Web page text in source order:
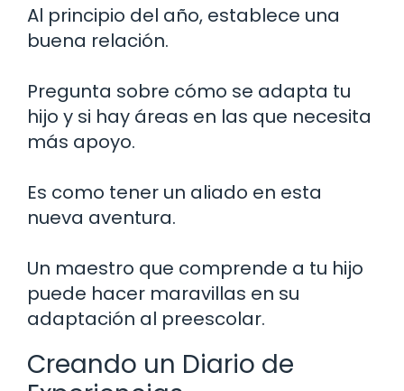
Al principio del año, establece una
buena relación.
Pregunta sobre cómo se adapta tu
hijo y si hay áreas en las que necesita
más apoyo.
Es como tener un aliado en esta
nueva aventura.
Un maestro que comprende a tu hijo
puede hacer maravillas en su
adaptación al preescolar.
Creando un Diario de